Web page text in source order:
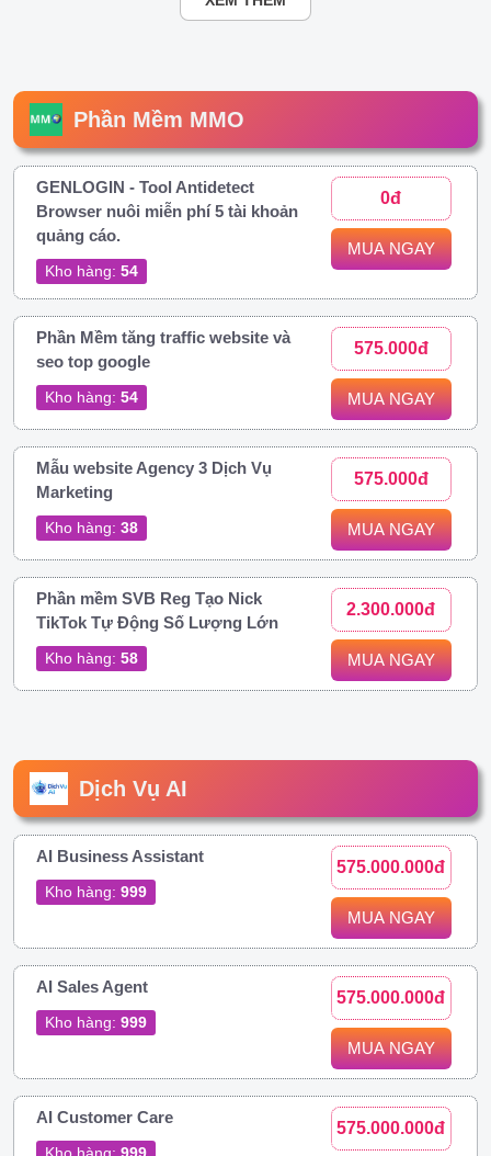
Phần Mềm MMO
GENLOGIN - Tool Antidetect
Browser nuôi miễn phí 5 tài khoản
quảng cáo.
Kho hàng: 54
0đ
MUA NGAY
Phần Mềm tăng traffic website và
seo top google
Kho hàng: 54
575.000đ
MUA NGAY
Mẫu website Agency 3 Dịch Vụ
Marketing
Kho hàng: 38
575.000đ
MUA NGAY
Phần mềm SVB Reg Tạo Nick
TikTok Tự Động Số Lượng Lớn
Kho hàng: 58
2.300.000đ
MUA NGAY
Dịch Vụ AI
AI Business Assistant
Kho hàng: 999
575.000.000đ
MUA NGAY
AI Sales Agent
Kho hàng: 999
575.000.000đ
MUA NGAY
AI Customer Care
Kho hàng: 999
575.000.000đ